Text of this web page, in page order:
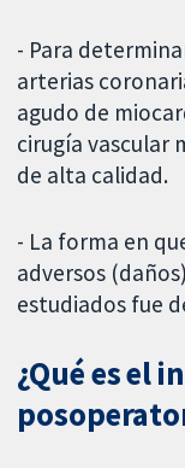
- Para
arterias
agudo de
cirugía vascular
de alta calidad.
- La forma en
adversos
estudiados fue
¿Qué es el